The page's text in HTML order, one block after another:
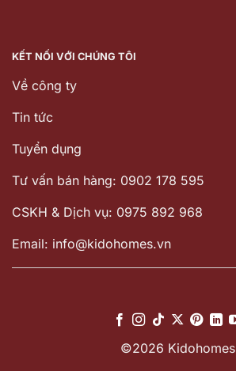
KẾT NỐI VỚI CHÚNG TÔI
Về công ty
Tin tức
Tuyển dụng
Tư vấn bán hàng: 0902 178 595
CSKH & Dịch vụ: 0975 892 968
Email: info@kidohomes.vn
©2026 Kidohomes